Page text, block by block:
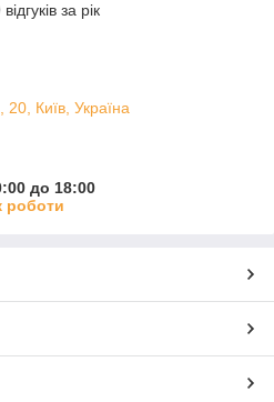
за рік
20, Київ, Україна
до 18:00
роботи